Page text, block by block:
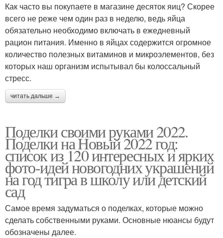
Как часто вы покупаете в магазине десяток яиц? Скорее
всего не реже чем один раз в неделю, ведь яйца
обязательно необходимо включать в ежедневный
рацион питания. Именно в яйцах содержится огромное
количество полезных витаминов и микроэлементов, без
которых наш организм испытывал бы колоссальный
стресс.
читать дальше →
Поделки своими руками 2022.
Поделки на Новый 2022 год:
список из 120 интересных и ярких
фото-идей новогодних украшений
на год тигра в школу или детский
сад
Самое время задуматься о поделках, которые можно
сделать собственными руками. Основные нюансы будут
обозначены далее.